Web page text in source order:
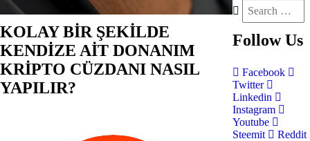
KOLAY BİR ŞEKİLDE
KENDİZE AİT DONANIM
KRİPTO CÜZDANI NASIL
YAPILIR?
Follow Us
Facebook
Twitter
Linkedin
Instagram
Youtube
Steemit
Reddit